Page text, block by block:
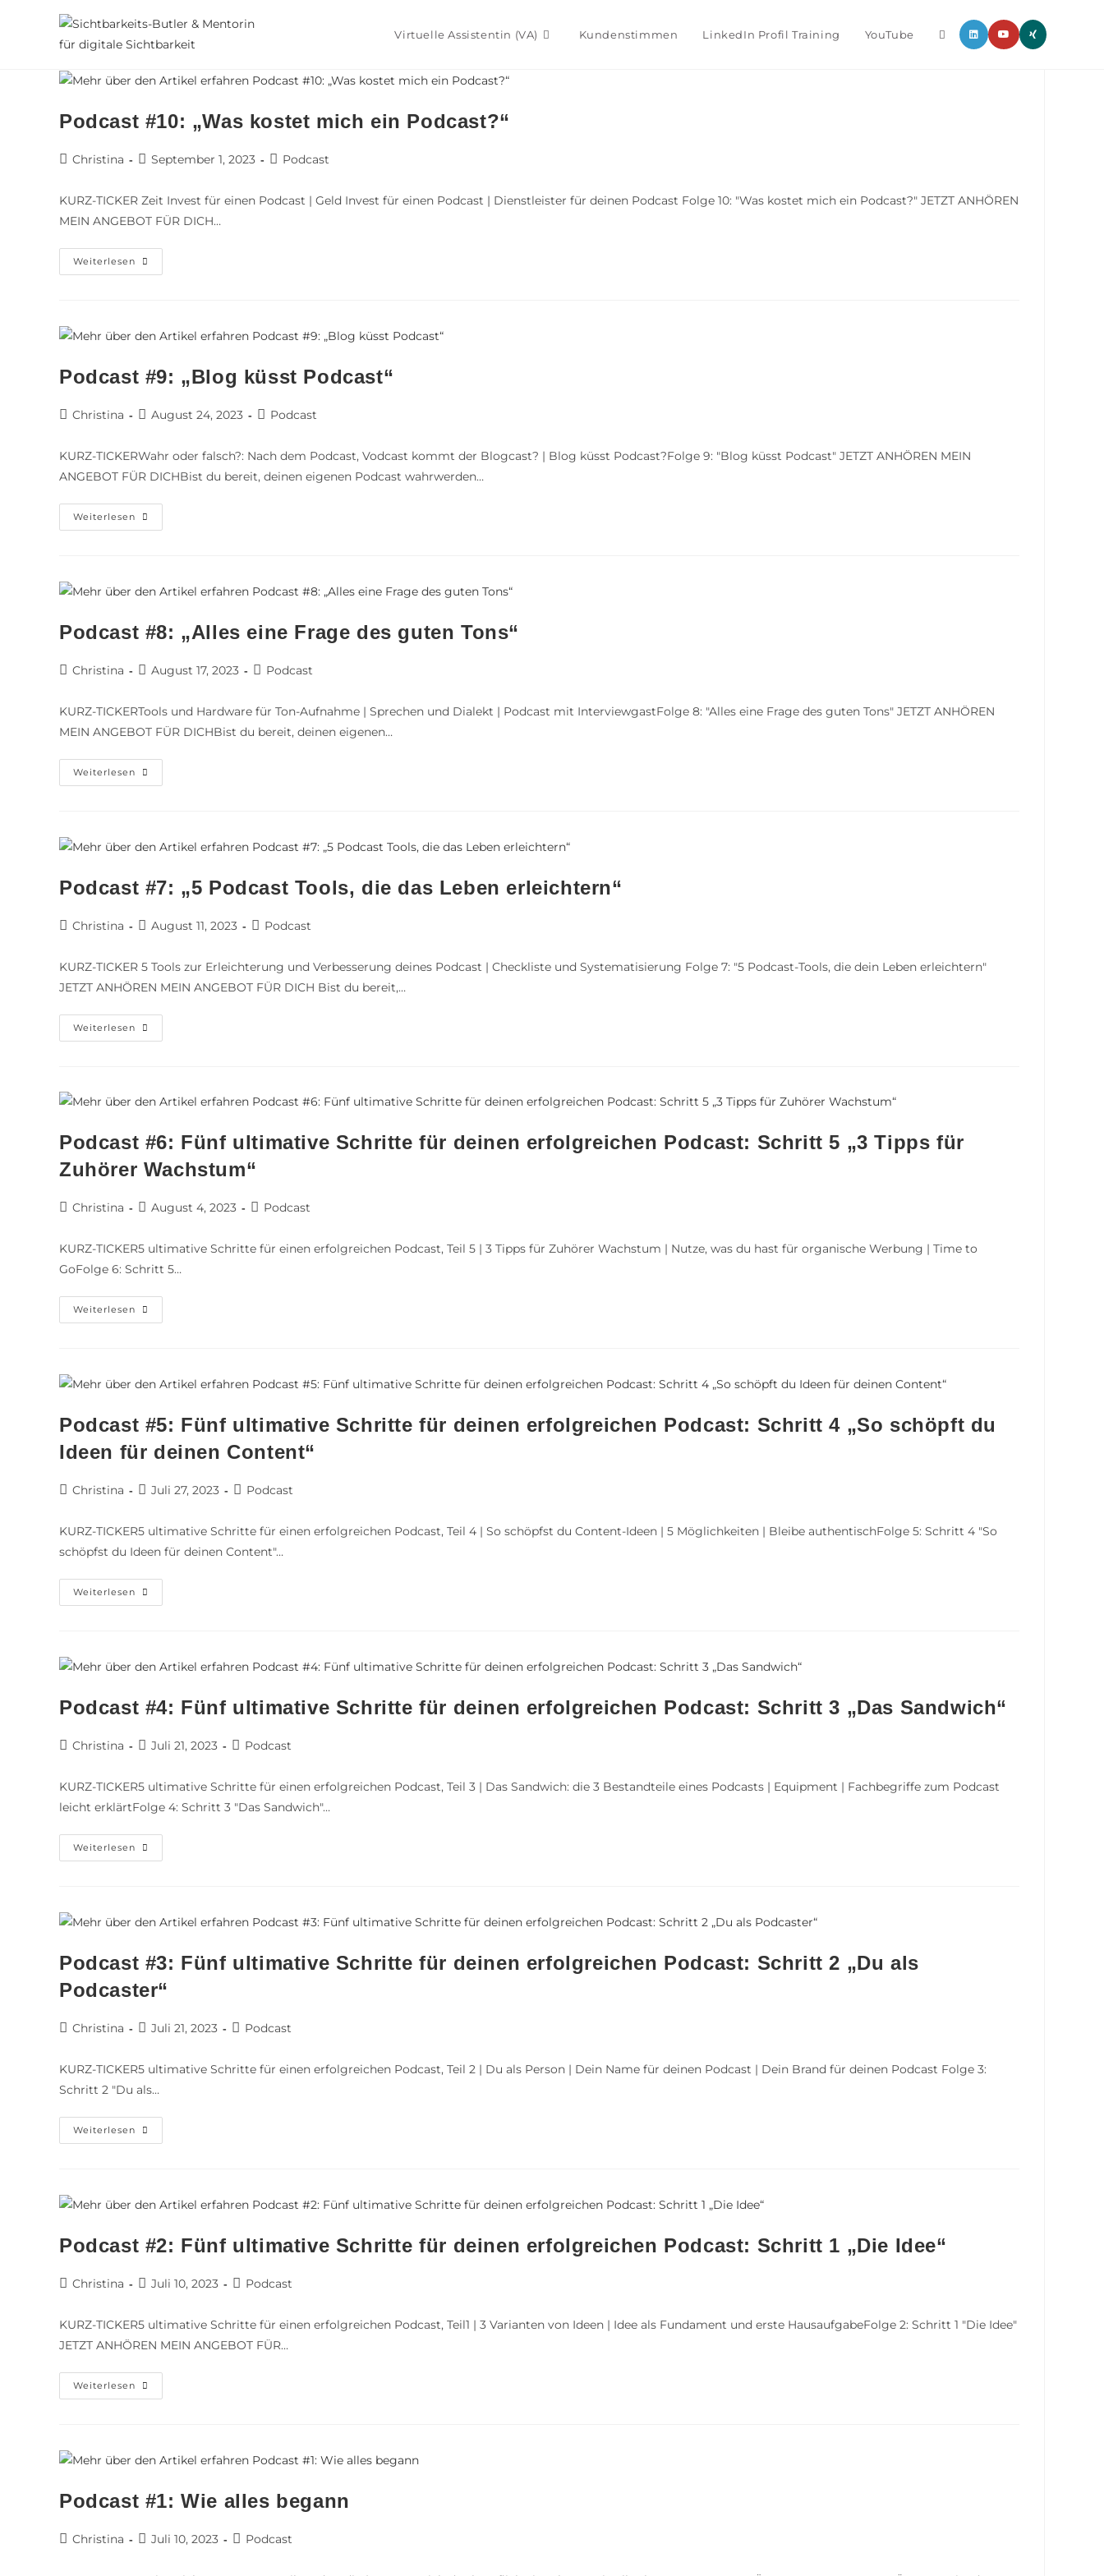
Virtuelle Assistentin (VA) Kundenstimmen LinkedIn Profil Training YouTube
Podcast #10: „Was kostet mich ein Podcast?“
Christina September 1, 2023 Podcast
KURZ-TICKER Zeit Invest für einen Podcast | Geld Invest für einen Podcast | Dienstleister für deinen Podcast Folge 10: "Was kostet mich ein Podcast?" JETZT ANHÖREN
MEIN ANGEBOT FÜR DICH…
Weiterlesen
Podcast #9: „Blog küsst Podcast“
Christina August 24, 2023 Podcast
KURZ-TICKERWahr oder falsch?: Nach dem Podcast, Vodcast kommt der Blogcast? | Blog küsst Podcast?Folge 9: "Blog küsst Podcast" JETZT ANHÖREN MEIN
ANGEBOT FÜR DICHBist du bereit, deinen eigenen Podcast wahrwerden…
Weiterlesen
Podcast #8: „Alles eine Frage des guten Tons“
Christina August 17, 2023 Podcast
KURZ-TICKERTools und Hardware für Ton-Aufnahme | Sprechen und Dialekt | Podcast mit InterviewgastFolge 8: "Alles eine Frage des guten Tons" JETZT ANHÖREN
MEIN ANGEBOT FÜR DICHBist du bereit, deinen eigenen…
Weiterlesen
Podcast #7: „5 Podcast Tools, die das Leben erleichtern“
Christina August 11, 2023 Podcast
KURZ-TICKER 5 Tools zur Erleichterung und Verbesserung deines Podcast | Checkliste und Systematisierung Folge 7: "5 Podcast-Tools, die dein Leben erleichtern"
JETZT ANHÖREN MEIN ANGEBOT FÜR DICH Bist du bereit,…
Weiterlesen
Podcast #6: Fünf ultimative Schritte für deinen erfolgreichen Podcast: Schritt 5 „3 Tipps für
Zuhörer Wachstum“
Christina August 4, 2023 Podcast
KURZ-TICKER5 ultimative Schritte für einen erfolgreichen Podcast, Teil 5 | 3 Tipps für Zuhörer Wachstum | Nutze, was du hast für organische Werbung | Time to
GoFolge 6: Schritt 5…
Weiterlesen
Podcast #5: Fünf ultimative Schritte für deinen erfolgreichen Podcast: Schritt 4 „So schöpft du
Ideen für deinen Content“
Christina Juli 27, 2023 Podcast
KURZ-TICKER5 ultimative Schritte für einen erfolgreichen Podcast, Teil 4 | So schöpfst du Content-Ideen | 5 Möglichkeiten | Bleibe authentischFolge 5: Schritt 4 "So
schöpfst du Ideen für deinen Content"…
Weiterlesen
Podcast #4: Fünf ultimative Schritte für deinen erfolgreichen Podcast: Schritt 3 „Das Sandwich“
Christina Juli 21, 2023 Podcast
KURZ-TICKER5 ultimative Schritte für einen erfolgreichen Podcast, Teil 3 | Das Sandwich: die 3 Bestandteile eines Podcasts | Equipment | Fachbegriffe zum Podcast
leicht erklärtFolge 4: Schritt 3 "Das Sandwich"…
Weiterlesen
Podcast #3: Fünf ultimative Schritte für deinen erfolgreichen Podcast: Schritt 2 „Du als
Podcaster“
Christina Juli 21, 2023 Podcast
KURZ-TICKER5 ultimative Schritte für einen erfolgreichen Podcast, Teil 2 | Du als Person | Dein Name für deinen Podcast | Dein Brand für deinen Podcast Folge 3:
Schritt 2 "Du als…
Weiterlesen
Podcast #2: Fünf ultimative Schritte für deinen erfolgreichen Podcast: Schritt 1 „Die Idee“
Christina Juli 10, 2023 Podcast
KURZ-TICKER5 ultimative Schritte für einen erfolgreichen Podcast, Teil1 | 3 Varianten von Ideen | Idee als Fundament und erste HausaufgabeFolge 2: Schritt 1 "Die Idee"
JETZT ANHÖREN MEIN ANGEBOT FÜR…
Weiterlesen
Podcast #1: Wie alles begann
Christina Juli 10, 2023 Podcast